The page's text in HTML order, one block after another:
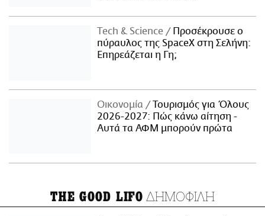
Τech & Science
Προσέκρουσε ο
πύραυλος της SpaceX στη Σελήνη:
Επηρεάζεται η Γη;
Οικονομία
Τουρισμός για Όλους
2026-2027: Πώς κάνω αίτηση -
Αυτά τα ΑΦΜ μπορούν πρώτα
THE GOOD LIFO ΔΗΜΟΦΙΛΗ